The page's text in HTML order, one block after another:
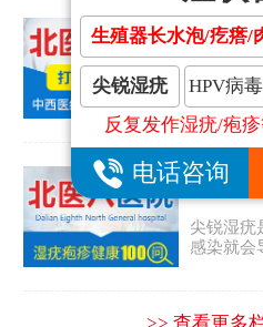
大连治疗
大连哪
尖锐湿疣
感染就会
生殖器长水泡/疙瘩/
尖锐湿疣 HPV病
反复发作湿疣/疱
电话咨询